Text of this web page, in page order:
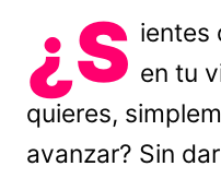
¿S ientes
en tu
quieres,
avanzar? Sin